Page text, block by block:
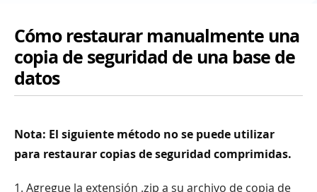
Cómo restaurar manualmente una
copia de seguridad de una base de
datos
Nota: El siguiente método no se puede utilizar
para restaurar copias de seguridad comprimidas.
1. Agregue la extensión .zip a su archivo de copia de